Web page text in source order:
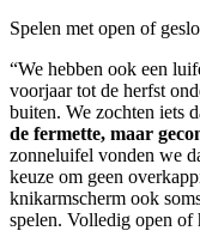
Spelen met open of
“We hebben ook een
voorjaar tot de herfst
buiten. We zochten iets
de fermette, maar
zonneluifel vonden we
keuze om geen
knikarmscherm ook
spelen. Volledig open of